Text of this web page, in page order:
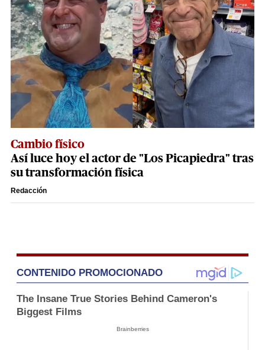
Cambio físico
Así luce hoy el actor de "Los Picapiedra" tras
su transformación física
Redacción
CONTENIDO PROMOCIONADO
The Insane True Stories Behind Cameron's
Biggest Films
Brainberries